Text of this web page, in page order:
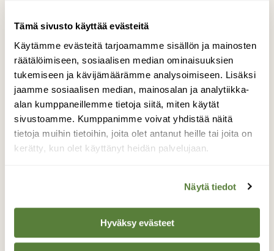
Tämä sivusto käyttää evästeitä
Käytämme evästeitä tarjoamamme sisällön ja mainosten
räätälöimiseen, sosiaalisen median ominaisuuksien
tukemiseen ja kävijämäärämme analysoimiseen. Lisäksi
jaamme sosiaalisen median, mainosalan ja analytiikka-
alan kumppaneillemme tietoja siitä, miten käytät
sivustoamme. Kumppanimme voivat yhdistää näitä
tietoja muihin tietoihin, joita olet antanut heille tai joita on
kerätty, kun olet käyttänyt heidän palvelujaan.
Näytä tiedot
Hyväksy evästeet
Lähikuvassa-
jäämuodostelmaa kallioseinämältä.
Valokuvaaja: Arja Valtonen, Pesäkallion ls.alue
Lahti 27.2.2024
TAKAISIN LISTAAN